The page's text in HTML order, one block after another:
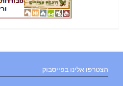
הצטרפו אלינו בפייסבוק